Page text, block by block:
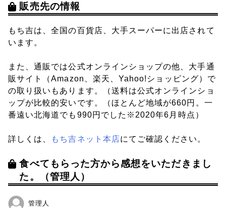
販売先の情報
もち吉は、全国の百貨店、大手スーパーに出店されて
います。
また、通販では公式オンラインショップの他、大手通
販サイト（Amazon、楽天、Yahoo!ショッピング）で
の取り扱いもあります。（送料は公式オンラインショ
ップが比較的安いです。（ほとんど地域が660円。一
番遠い北海道でも990円でした※2020年6月時点）
詳しくは、 もち吉ネット本店にてご確認ください。
食べてもらった方から感想をいただきまし
た。（管理人）
管理人